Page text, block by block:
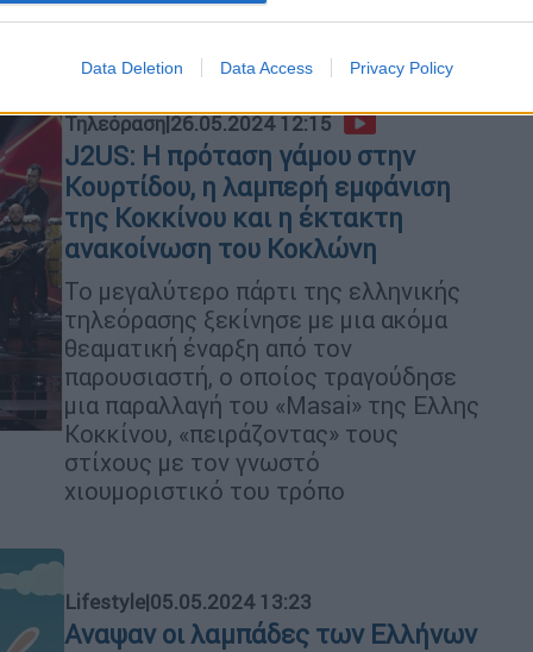
Data Deletion Data Access Privacy Policy
εκπομπής, ωστόσο έχει ήδη στραφεί
Τηλεόραση|26.05.2024 12:15
J2US: H πρόταση γάμου στην
Κουρτίδου, η λαμπερή εμφάνιση
της Κοκκίνου και η έκτακτη
ανακοίνωση του Κοκλώνη
To μεγαλύτερο πάρτι της ελληνικής
τηλεόρασης ξεκίνησε με μια ακόμα
θεαματική έναρξη από τον
παρουσιαστή, ο οποίος τραγούδησε
μια παραλλαγή του «Masai» της Ελλης
Κοκκίνου, «πειράζοντας» τους
στίχους με τον γνωστό
χιουμοριστικό του τρόπο
Lifestyle|05.05.2024 13:23
Αναψαν οι λαμπάδες των Ελλήνων